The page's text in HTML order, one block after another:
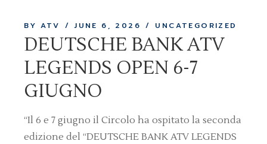
BY ATV JUNE 6, 2026 UNCATEGORIZED
DEUTSCHE BANK ATV
LEGENDS OPEN 6-7
GIUGNO
“Il 6 e 7 giugno il Circolo ha ospitato la seconda
edizione del “DEUTSCHE BANK ATV LEGENDS